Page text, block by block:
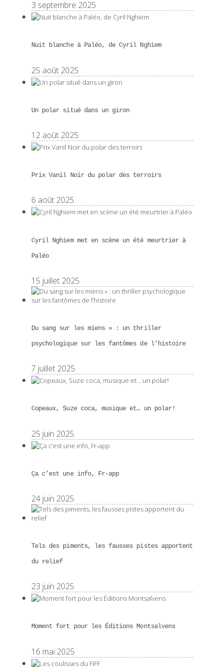
3 septembre 2025
Nuit blanche à Paléo, de Cyril Nghiem
25 août 2025
Un polar situé dans un giron
12 août 2025
Prix Vanil Noir du polar des terroirs
6 août 2025
Cyril Nghiem met en scène un été meurtrier à
Paléo
15 juillet 2025
Du sang sur les miens » : un thriller
psychologique sur les fantômes de l’histoire
7 juillet 2025
Copeaux, Suze coca, musique et… un polar!
25 juin 2025
Ça c’est une info, Fr-app
24 juin 2025
Tels des piments, les fausses pistes apportent
du relief
23 juin 2025
Moment fort pour les Éditions Montsalvens
16 mai 2025